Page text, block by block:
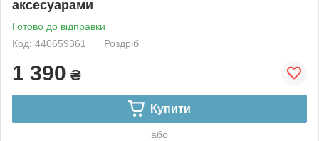
аксесуарами
Готово до відправки
Код: 440659361
Роздріб
1 390 ₴
Купити
або